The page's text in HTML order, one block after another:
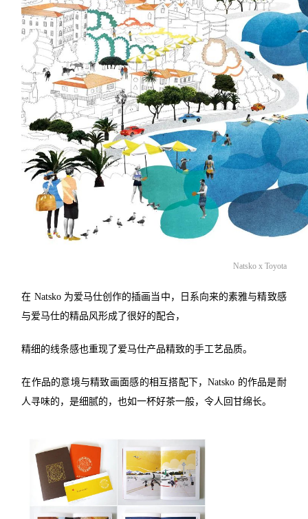
Natsko x Toyota
在 Natsko 为爱马仕创作的插画当中，日系向来的素雅与精致感
与爱马仕的精品风形成了很好的配合，
精细的线条感也重现了爱马仕产品精致的手工艺品质。
在作品的意境与精致画面感的相互搭配下，Natsko 的作品是耐
人寻味的，是细腻的，也如一杯好茶一般，令人回甘绵长。